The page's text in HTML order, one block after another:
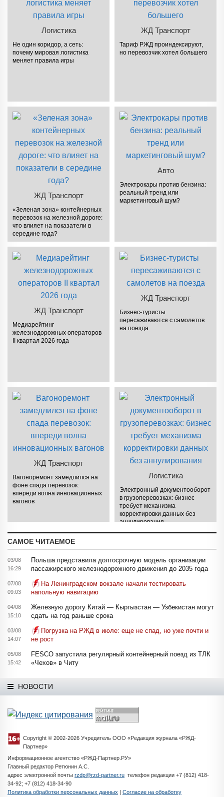
Логистика
Не один коридор, а сеть:
почему мировая логистика
меняет правила игры
ЖД Транспорт
Тариф РЖД проиндексируют,
но перевозчик хотел большего
ЖД Транспорт
«Зеленая зона» контейнерных
перевозок на железной дороге:
что влияет на показатели в
середине года?
Авто
Электрокары против бензина:
реальный тренд или
маркетинговый шум?
ЖД Транспорт
Медиарейтинг
железнодорожных операторов
II квартал 2026 года
ЖД Транспорт
Бизнес-туристы
пересаживаются с самолетов
на поезда
ЖД Транспорт
Вагоноремонт замедлился на
фоне спада перевозок:
впереди волна инновационных
вагонов
Логистика
Электронный документооборот
в грузоперевозках: бизнес
требует механизма
корректировки данных без
аннулирования
САМОЕ ЧИТАЕМОЕ
03/08
16:29
Польша представила долгосрочную модель организации
пассажирского железнодорожного движения до 2035 года
07/08
09:03
На Ленинградском вокзале начали тестировать
напольную навигацию
04/08
15:10
Железную дорогу Китай — Кыргызстан — Узбекистан могут
сдать на год раньше срока
03/08
14:07
Погрузка на РЖД в июле: еще не спад, но уже почти и
не рост
05/08
15:42
FESCO запустила регулярный контейнерный поезд из ТЛК
«Чехов» в Читу
НОВОСТИ
Copyright © 2002-2026 Учредитель ООО «Редакция журнала «РЖД-
Партнер»
Информационное агентство «РЖД-Партнер.РУ»
Главный редактор Ретюнин А.С.
адрес электронной почты rzdp@rzd-partner.ru телефон редакции +7 (812) 418-
34-92; +7 (812) 418-34-90
Политика обработки персональных данных | Согласие на обработку